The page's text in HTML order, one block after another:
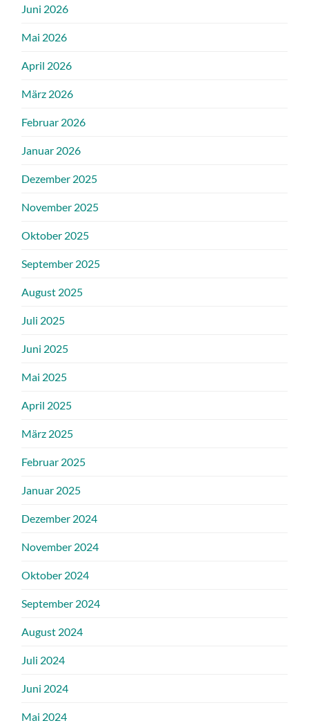
Juni 2026
Mai 2026
April 2026
März 2026
Februar 2026
Januar 2026
Dezember 2025
November 2025
Oktober 2025
September 2025
August 2025
Juli 2025
Juni 2025
Mai 2025
April 2025
März 2025
Februar 2025
Januar 2025
Dezember 2024
November 2024
Oktober 2024
September 2024
August 2024
Juli 2024
Juni 2024
Mai 2024